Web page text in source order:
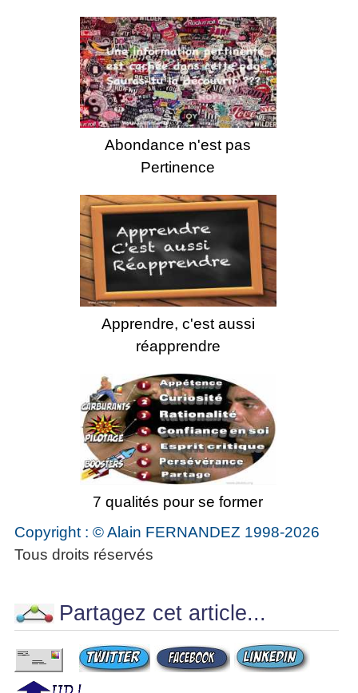
Abondance n'est pas
Pertinence
Apprendre, c'est aussi
réapprendre
7 qualités pour se former
Copyright : © Alain FERNANDEZ 1998-2026
Tous droits réservés
Partagez cet article...